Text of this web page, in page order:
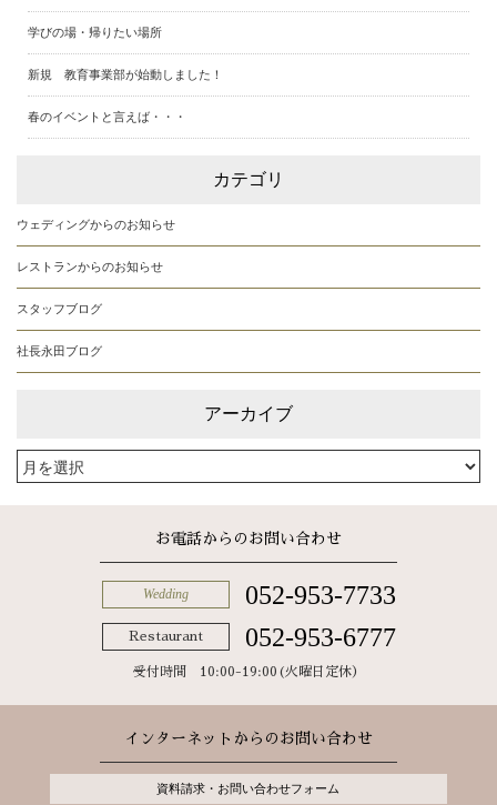
学びの場・帰りたい場所
新規 教育事業部が始動しました！
春のイベントと言えば・・・
カテゴリ
ウェディングからのお知らせ
レストランからのお知らせ
スタッフブログ
社長永田ブログ
アーカイブ
お電話からのお問い合わせ
Wedding 052-953-7733
Restaurant 052-953-6777
受付時間 10:00-19:00(火曜日定休）
インターネットからのお問い合わせ
資料請求・お問い合わせフォーム